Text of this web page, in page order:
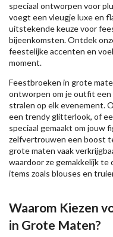
speciaal ontworpen voor
voegt een vleugje luxe en
uitstekende keuze voor
bijeenkomsten. Ontdek
feestelijke accenten en
moment.
Feestbroeken in grote
ontworpen om je outfit
stralen op elk evenement.
een trendy glitterlook, of
speciaal gemaakt om jouw
zelfvertrouwen een boost
grote maten vaak
waardoor ze gemakkelijk
items zoals blouses en
Waarom Kiezen
in Grote Maten?